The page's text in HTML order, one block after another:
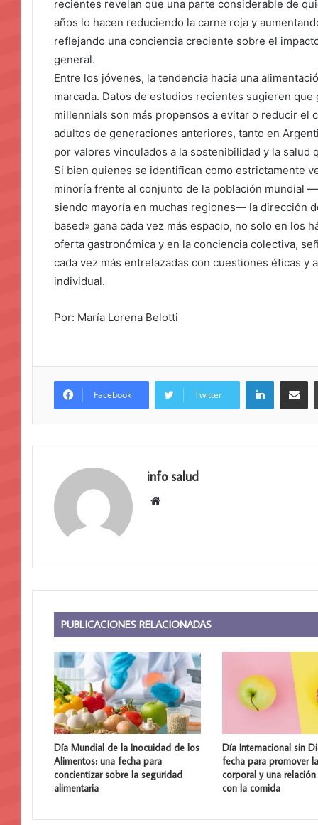
recientes revelan que una parte considerable de
años lo hacen reduciendo la carne roja y
reflejando una conciencia creciente sobre el
general.
Entre los jóvenes, la tendencia hacia una
marcada. Datos de estudios recientes sugieren
millennials son más propensos a evitar o reducir el
adultos de generaciones anteriores, tanto en
por valores vinculados a la sostenibilidad y la salud
Si bien quienes se identifican como estrictamente
minoría frente al conjunto de la población mundial
siendo mayoría en muchas regiones— la dirección
based» gana cada vez más espacio, no solo en los
oferta gastronómica y en la conciencia colectiva,
cada vez más entrelazadas con cuestiones éticas y
individual.
Por: María Lorena Belotti
Facebook Twitter
LinkedIn
info salud
Sitio
PUBLICACIONES RELACIONADAS
Día Mundial de la Inocuidad de los
Alimentos: una fecha para
concientizar sobre la seguridad
alimentaria
Día Internacional sin
fecha para promover
corporal y una
con la comida